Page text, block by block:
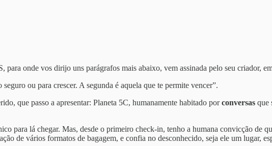
onde vos dirijo uns parágrafos mais abaixo, vem assinada pelo seu criador,
ou para crescer. A segunda é aquela que te permite vencer”.
que passo a apresentar: Planeta 5C, humanamente habitado porconversas que
para lá chegar. Mas, desde o primeiro check-in, tenho a humana convicção de
de vários formatos de bagagem, e confia no desconhecido, seja ele um lugar,